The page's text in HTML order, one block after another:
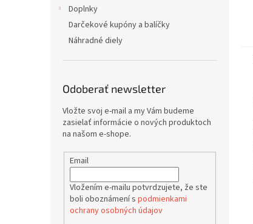
Doplnky
Darčekové kupóny a balíčky
Náhradné diely
Odoberať newsletter
Vložte svoj e-mail a my Vám budeme
zasielať informácie o nových produktoch
na našom e-shope.
Email
Vložením e-mailu potvrdzujete, že ste
boli oboznámení s podmienkami
ochrany osobných údajov